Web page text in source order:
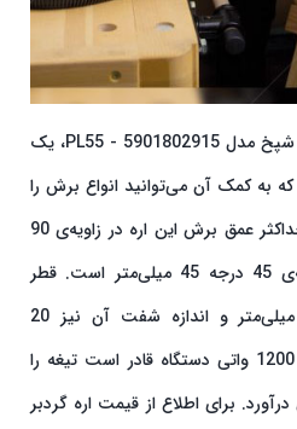
که به کمک آن می‌توانید انواع برش را
در زاویای مختلف ایجاد کنید. حداکثر عمق برش این اره در زاویه‌ی 90
درجه، 55 میلی‌متر و در زاویه‌ی 45 درجه 45 میلی‌متر است. قطر
تیغه‌ی دایره‌ای دستگاه 160 میلی‌متر و اندازه شفت آن نیز 20
میلی‌متر است. موتور قدرتمند 1200 واتی دستگاه قادر است تیغه را
برای اطلاع از قیمت اره گردبر